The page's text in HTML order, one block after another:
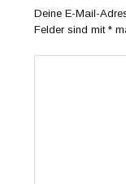
Deine E-Mail-
Felder sind mit*